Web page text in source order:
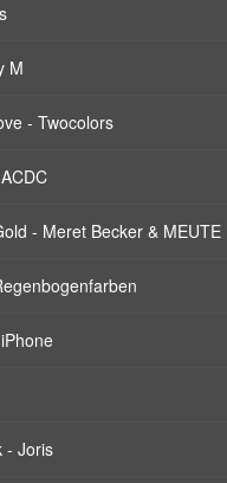
M
- Twocolors
- Meret Becker & MEUTE
- Joris